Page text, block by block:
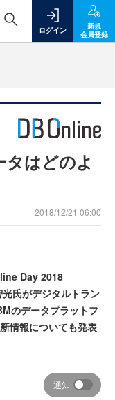
ログイン
新規
会員登録
タはどのよ
2018/12/21 06:00
Day 2018
氏がデジタルトラン
のデータプラットフ
情報についても発表
通知